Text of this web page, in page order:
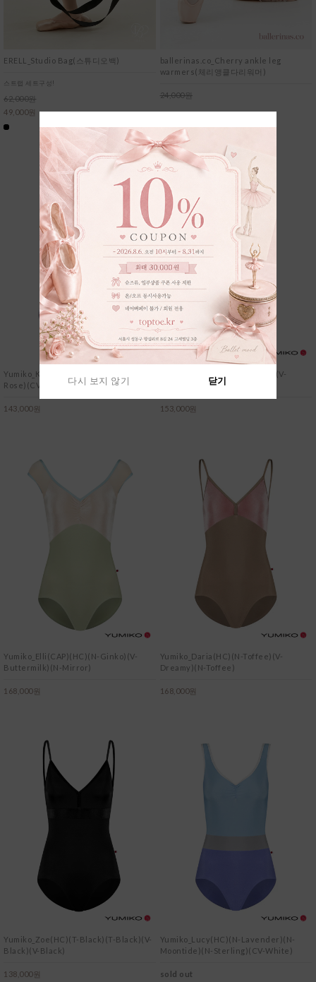
ERELL_Studio Bag(스튜디오백)
스트랩 세트구성!
62,000원
49,000원
ballerinas.co_Cherry ankle leg
warmers(체리앵클다리워머)
24,000원
Yumiko_Kathy(HC)(N-Poem)(Mesh
Rose)(CV-Angelic)
143,000원
Yumiko_Denise(HC)(T-Storm)(V-
Serenade)(T-White)
153,000원
Yumiko_Elli(CAP)(HC)(N-Ginko)(V-
Buttermilk)(N-Mirror)
168,000원
Yumiko_Daria(HC)(N-Toffee)(V-
Dreamy)(N-Toffee)
168,000원
Yumiko_Zoe(HC)(T-Black)(T-Black)(V-
Black)(V-Black)
138,000원
Yumiko_Lucy(HC)(N-Lavender)(N-
Moontide)(N-Sterling)(CV-White)
sold out
다시 보지 않기 닫기
다시 보지 않기 닫기